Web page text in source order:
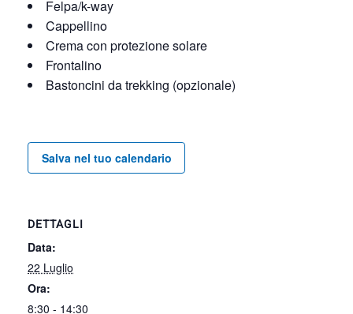
Felpa/k-way
Cappellino
Crema con protezione solare
Frontalino
Bastoncini da trekking (opzionale)
Salva nel tuo calendario
DETTAGLI
Data:
22 Luglio
Ora:
8:30 - 14:30